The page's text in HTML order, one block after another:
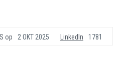
op 2 OKT 2025 1781
LinkedIn